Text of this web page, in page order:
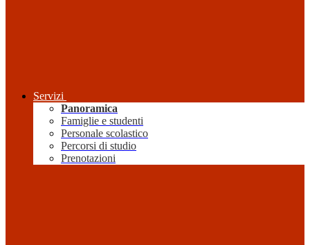
Servizi
Panoramica
Famiglie e studenti
Personale scolastico
Percorsi di studio
Prenotazioni